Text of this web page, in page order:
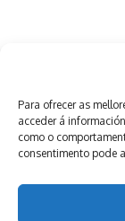
Para ofrecer as
acceder á
como o
consentimento pode